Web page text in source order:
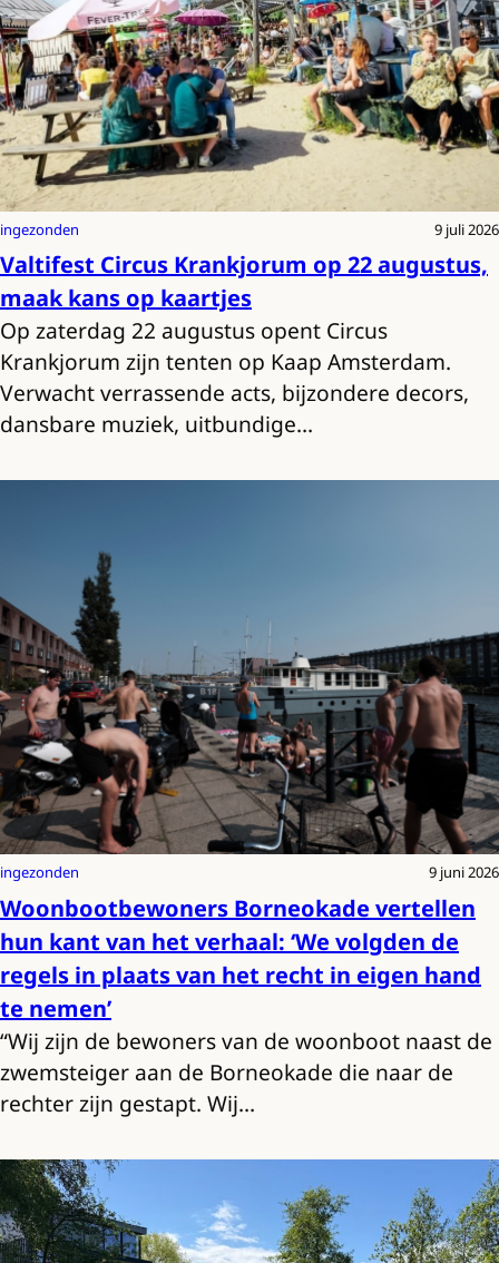
ingezonden 9 juli 2026
Valtifest Circus Krankjorum op 22 augustus,
maak kans op kaartjes
Op zaterdag 22 augustus opent Circus
Krankjorum zijn tenten op Kaap Amsterdam.
Verwacht verrassende acts, bijzondere decors,
dansbare muziek, uitbundige…
ingezonden 9 juni 2026
Woonbootbewoners Borneokade vertellen
hun kant van het verhaal: ‘We volgden de
regels in plaats van het recht in eigen hand
te nemen’
“Wij zijn de bewoners van de woonboot naast de
zwemsteiger aan de Borneokade die naar de
rechter zijn gestapt. Wij…